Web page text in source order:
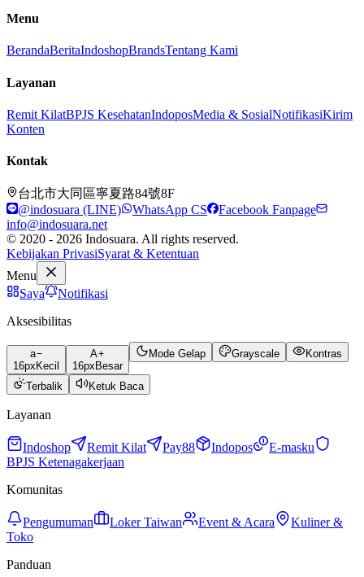
Menu
BerandaBeritaIndoshopBrandsTentang Kami
Layanan
Remit KilatBPJS KesehatanIndoposMedia & SosialNotifikasiKirim
Konten
Kontak
台北市大同區寧夏路84號8F
@indosuara (LINE)
WhatsApp CS
Facebook Fanpage
info@indosuara.net
© 2020 - 2026 Indosuara. All rights reserved.
Kebijakan PrivasiSyarat & Ketentuan
Menu
Saya
Notifikasi
Aksesibilitas
a
16px Kecil
A
16px Besar
Mode Gelap Grayscale Kontras
Terbalik Ketuk Baca
Layanan
Indoshop Remit Kilat Pay88 Indopos
E-masku
BPJS Ketenagakerjaan
Komunitas
Pengumuman Loker Taiwan Event & Acara
Kuliner &
Toko
Panduan